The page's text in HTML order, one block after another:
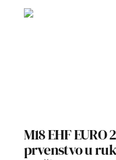
M18 EHF
prvenstvo u